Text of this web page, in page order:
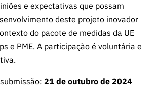
e expectativas que possam
deste projeto inovador
do pacote de medidas da UE
e PME. A participação é voluntária e
21 de outubro de 2024